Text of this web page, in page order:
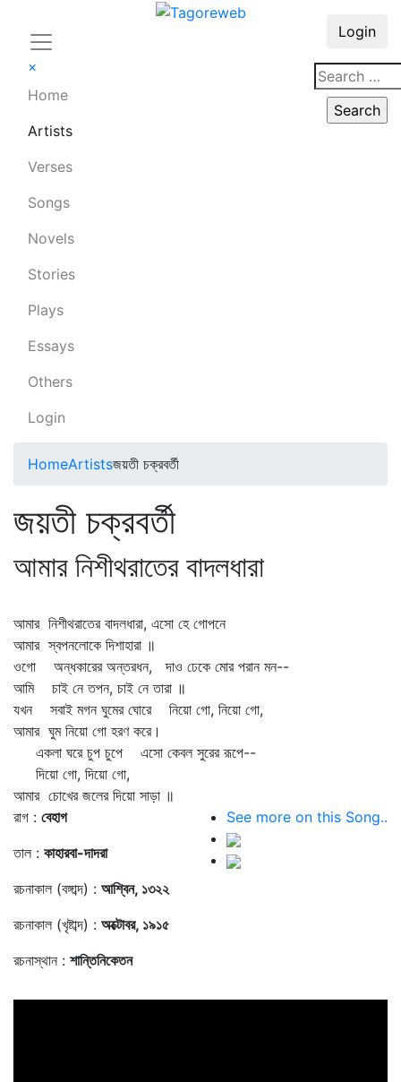
×
Home
Artists
Verses
Songs
Novels
Stories
Plays
Essays
Others
Login
Login
HomeArtistsজয়তী চক্রবর্তী
জয়তী চক্রবর্তী
আমার নিশীথরাতের বাদলধারা
আমার নিশীথরাতের বাদলধারা, এসো হে গোপনে
আমার স্বপনলোকে দিশাহারা ॥
ওগো অন্ধকারের অন্তরধন, দাও ঢেকে মোর পরান মন--
আমি চাই নে তপন, চাই নে তারা ॥
যখন সবাই মগন ঘুমের ঘোরে নিয়ো গো, নিয়ো গো,
আমার ঘুম নিয়ো গো হরণ করে।
একলা ঘরে চুপ চুপে এসো কেবল সুরের রূপে--
দিয়ো গো, দিয়ো গো,
আমার চোখের জলের দিয়ো সাড়া ॥
রাগ : বেহাগ
তাল : কাহারবা-দাদরা
রচনাকাল (বঙ্গাব্দ) : আশ্বিন, ১৩২২
রচনাকাল (খৃষ্টাব্দ) : অক্টোবর, ১৯১৫
রচনাস্থান : শান্তিনিকেতন
See more on this Song..